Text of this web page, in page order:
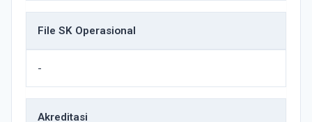
File SK Operasional
-
Akreditasi